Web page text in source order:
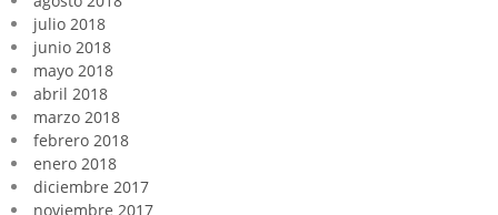
julio 2018
junio 2018
mayo 2018
abril 2018
marzo 2018
febrero 2018
enero 2018
diciembre 2017
noviembre 2017